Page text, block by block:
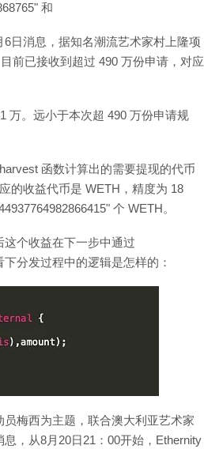
和
日消息，据知名潮流艺术家村上隆项
前已接收到超过 490 万份申请，对应
万。远小于本次超 490 万份申请规
函数计算出的需要提现的代币
的收益代币是 WETH，精度为 18
个 WETH。
个收益在下一步中通过
分发过程中的逻辑是怎样的：
员梅西为主题，联合澳大利亚艺术家
，从8月20日21：00开始，Ethernity